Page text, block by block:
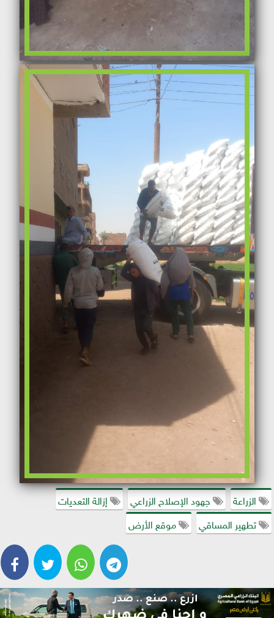
الزراعة جهود الإصلاح الزراعي
إزالة التعديات
تطهير المساقي
موقع الأرض